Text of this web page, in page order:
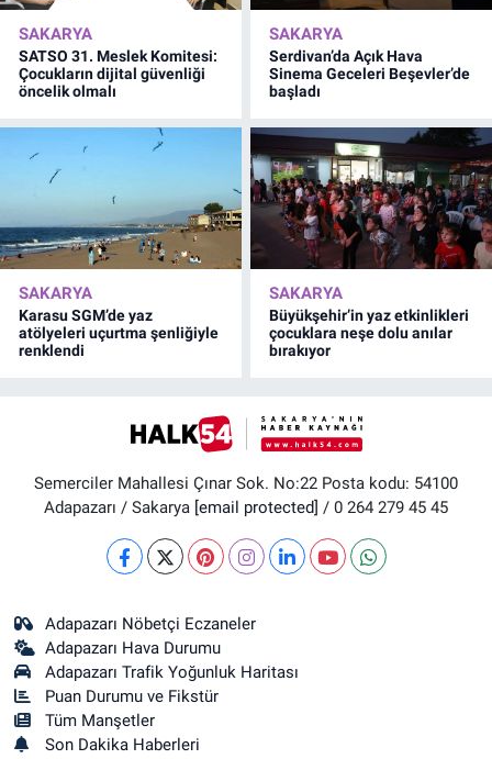
SAKARYA
SATSO 31. Meslek Komitesi:
Çocukların dijital güvenliği
öncelik olmalı
SAKARYA
Serdivan’da Açık Hava
Sinema Geceleri Beşevler’de
başladı
SAKARYA
Karasu SGM’de yaz
atölyeleri uçurtma şenliğiyle
renklendi
SAKARYA
Büyükşehir’in yaz etkinlikleri
çocuklara neşe dolu anılar
bırakıyor
Semerciler Mahallesi Çınar Sok. No:22 Posta kodu: 54100
Adapazarı / Sakarya [email protected] / 0 264 279 45 45
Adapazarı Nöbetçi Eczaneler
Adapazarı Hava Durumu
Adapazarı Trafik Yoğunluk Haritası
Puan Durumu ve Fikstür
Tüm Manşetler
Son Dakika Haberleri